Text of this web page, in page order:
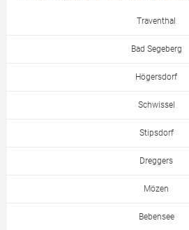
Traventhal
Bad Segeberg
Högersdorf
Schwissel
Stipsdorf
Dreggers
Mözen
Bebensee